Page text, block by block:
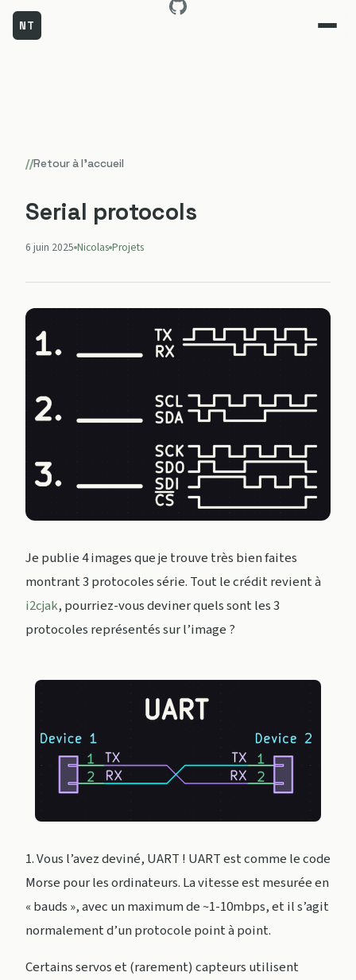
NT
//Retour à l'accueil
Serial protocols
6 juin 2025 Nicolas Projets
Je publie 4 images que je trouve très bien faites
montrant 3 protocoles série. Tout le crédit revient à
i2cjak, pourriez-vous deviner quels sont les 3
protocoles représentés sur l’image ?
1. Vous l’avez deviné, UART ! UART est comme le code
Morse pour les ordinateurs. La vitesse est mesurée en
« bauds », avec un maximum de ~1-10mbps, et il s’agit
normalement d’un protocole point à point.
Certains servos et (rarement) capteurs utilisent